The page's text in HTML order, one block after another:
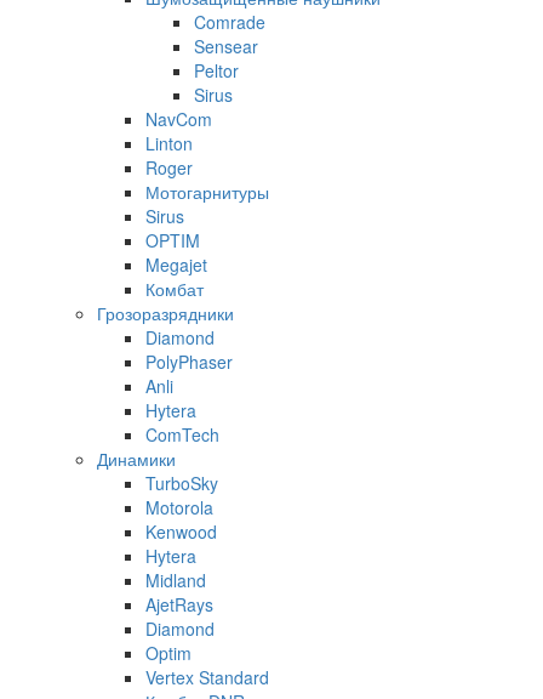
Comrade
Sensear
Peltor
Sirus
NavCom
Linton
Roger
Мотогарнитуры
Sirus
OPTIM
Megajet
Комбат
Грозоразрядники
Diamond
PolyPhaser
Anli
Hytera
ComTech
Динамики
TurboSky
Motorola
Kenwood
Hytera
Midland
AjetRays
Diamond
Optim
Vertex Standard